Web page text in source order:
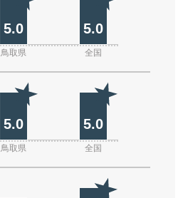
5.0 5.0
鳥取県 全国
5.0 5.0
鳥取県 全国